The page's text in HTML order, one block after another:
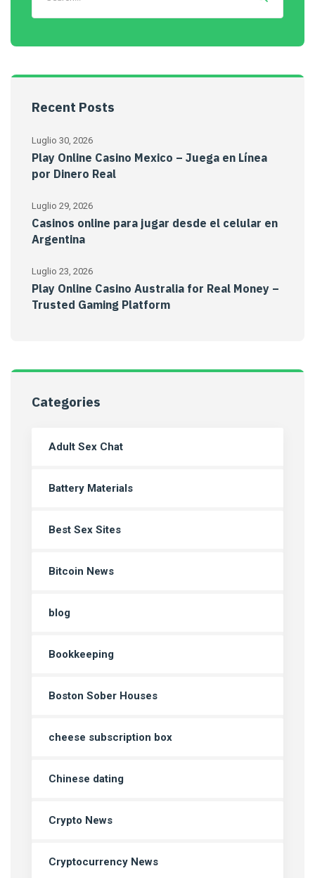
Recent Posts
Luglio 30, 2026
Play Online Casino Mexico – Juega en Línea
por Dinero Real
Luglio 29, 2026
Casinos online para jugar desde el celular en
Argentina
Luglio 23, 2026
Play Online Casino Australia for Real Money –
Trusted Gaming Platform
Categories
Adult Sex Chat
Battery Materials
Best Sex Sites
Bitcoin News
blog
Bookkeeping
Boston Sober Houses
cheese subscription box
Chinese dating
Crypto News
Cryptocurrency News